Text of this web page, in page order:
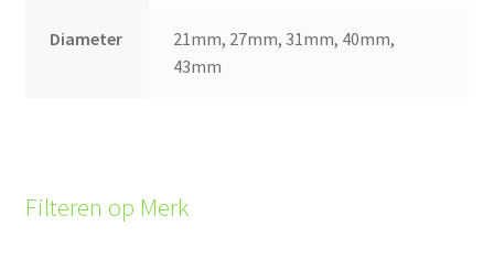
Diameter
21mm, 27mm, 31mm, 40mm,
43mm
Filteren op Merk